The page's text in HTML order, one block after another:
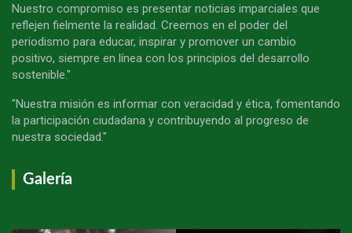
Nuestro compromiso es presentar noticias imparciales que
reflejen fielmente la realidad. Creemos en el poder del
periodismo para educar, inspirar y promover un cambio
positivo, siempre en línea con los principios del desarrollo
sostenible."
"Nuestra misión es informar con veracidad y ética, fomentando
la participación ciudadana y contribuyendo al progreso de
nuestra sociedad."
Galería